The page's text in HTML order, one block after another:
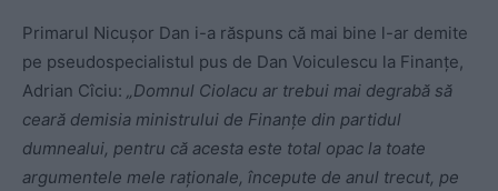
Primarul Nicușor Dan i-a răspuns că mai bine l-ar demite
pe pseudospecialistul pus de Dan Voiculescu la Finanțe,
Adrian Cîciu:
„Domnul Ciolacu ar trebui mai degrabă să
ceară demisia ministrului de Finanţe din partidul
dumnealui, pentru că acesta este total opac la toate
argumentele mele raţionale, începute de anul trecut, pe